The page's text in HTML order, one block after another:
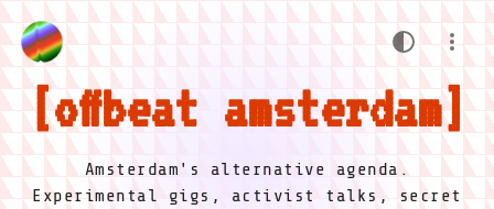
offbeat amsterdam
Amsterdam's alternative agenda.
Experimental gigs, activist talks, secret